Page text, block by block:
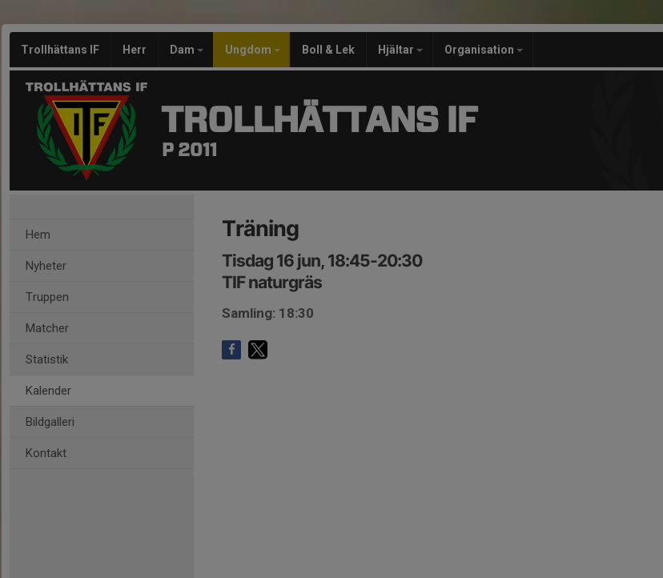
Trollhättans IF Herr Dam Ungdom Boll & Lek Hjältar Organisation
TROLLHÄTTANS IF
P 2011
Hem
Nyheter
Truppen
Matcher
Statistik
Kalender
Bildgalleri
Kontakt
Träning
Tisdag 16 jun, 18:45-20:30
TIF naturgräs
Samling: 18:30